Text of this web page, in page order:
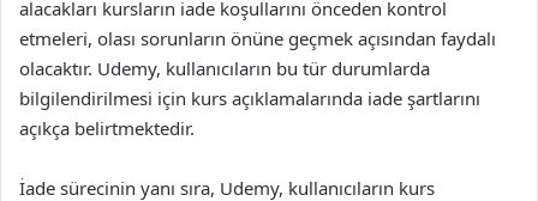
alacakları kursların iade koşullarını önceden kontrol
etmeleri, olası sorunların önüne geçmek açısından faydalı
olacaktır. Udemy, kullanıcıların bu tür durumlarda
bilgilendirilmesi için kurs açıklamalarında iade şartlarını
açıkça belirtmektedir.
İade sürecinin yanı sıra, Udemy, kullanıcıların kurs